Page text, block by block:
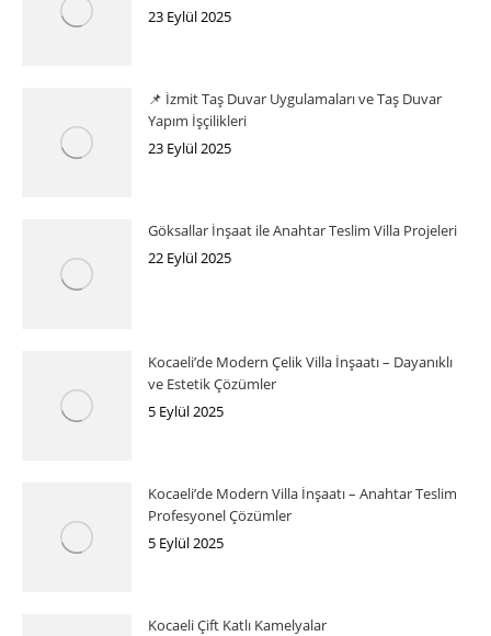
23 Eylül 2025
📌 İzmit Taş Duvar Uygulamaları ve Taş Duvar
Yapım İşçilikleri
23 Eylül 2025
Göksallar İnşaat ile Anahtar Teslim Villa Projeleri
22 Eylül 2025
Kocaeli’de Modern Çelik Villa İnşaatı – Dayanıklı
ve Estetik Çözümler
5 Eylül 2025
Kocaeli’de Modern Villa İnşaatı – Anahtar Teslim
Profesyonel Çözümler
5 Eylül 2025
Kocaeli Çift Katlı Kamelyalar